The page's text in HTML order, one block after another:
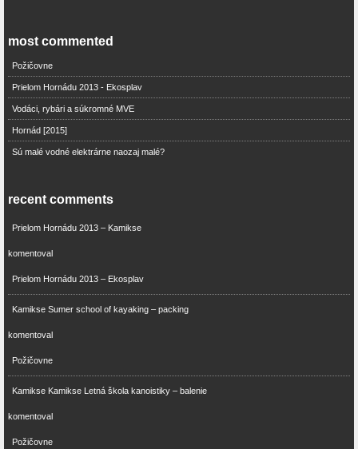
most commented
Požičovne
Prielom Hornádu 2013 - Ekosplav
Vodáci, rybári a súkromné MVE
Hornád [2015]
Sú malé vodné elektrárne naozaj malé?
recent comments
Prielom Hornádu 2013 – Kamikse
komentoval
Prielom Hornádu 2013 – Ekosplav
Kamikse Sumer school of kayaking – packing
komentoval
Požičovne
Kamikse Kamikse Letná škola kanoistiky – balenie
komentoval
Požičovne